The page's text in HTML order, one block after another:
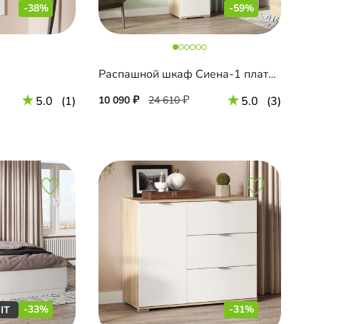
-38%
5.0 (1)
-59%
Распашной шкаф Сиена-1 платяной
10 090 24 610 5.0 (3)
-33% -31%